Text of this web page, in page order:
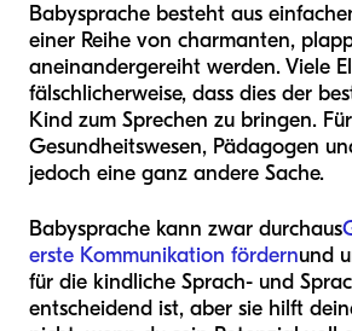
Babysprache besteht aus
einer Reihe von charmanten,
aneinandergereiht werden. Viele
fälschlicherweise, dass dies der
Kind zum Sprechen zu bringen.
Gesundheitswesen, Pädagogen
jedoch eine ganz andere Sache.
Babysprache kann zwar durchaus
erste Kommunikation fördernund
für die kindliche Sprach- und
entscheidend ist, aber sie hilft